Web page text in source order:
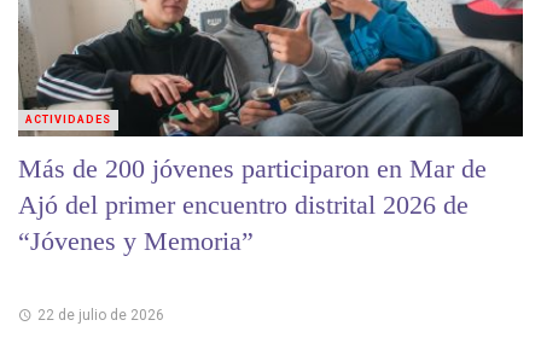
Más de 200 jóvenes participaron en Mar de
Ajó del primer encuentro distrital 2026 de
“Jóvenes y Memoria”
22 de julio de 2026
ACTIVIDADES